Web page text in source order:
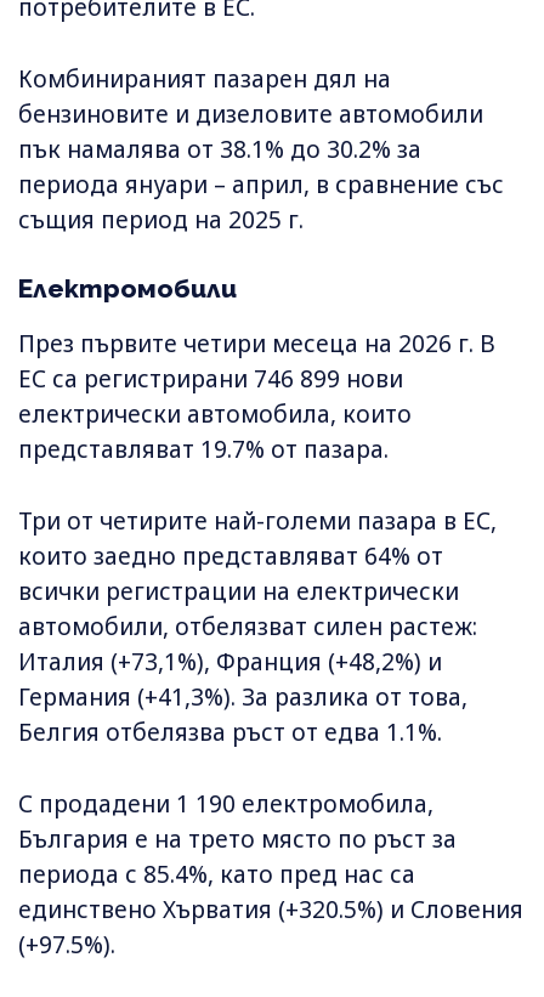
потребителите в ЕС.
Комбинираният пазарен дял на
бензиновите и дизеловите автомобили
пък намалява от 38.1% до 30.2% за
периода януари – април, в сравнение със
същия период на 2025 г.
Електромобили
През първите четири месеца на 2026 г. В
ЕС са регистрирани 746 899 нови
електрически автомобила, които
представляват 19.7% от пазара.
Три от четирите най-големи пазара в ЕС,
които заедно представляват 64% от
всички регистрации на електрически
автомобили, отбелязват силен растеж:
Италия (+73,1%), Франция (+48,2%) и
Германия (+41,3%). За разлика от това,
Белгия отбелязва ръст от едва 1.1%.
С продадени 1 190 електромобила,
България е на трето място по ръст за
периода с 85.4%, като пред нас са
единствено Хърватия (+320.5%) и Словения
(+97.5%).